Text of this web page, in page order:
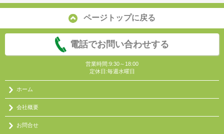
ページトップに戻る
電話でお問い合わせする
営業時間:9:30～18:00
定休日:毎週水曜日
ホーム
会社概要
お問合せ